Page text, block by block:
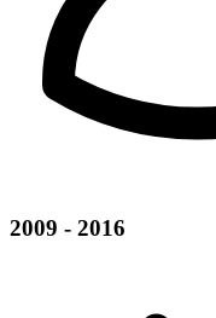
2009 - 2016